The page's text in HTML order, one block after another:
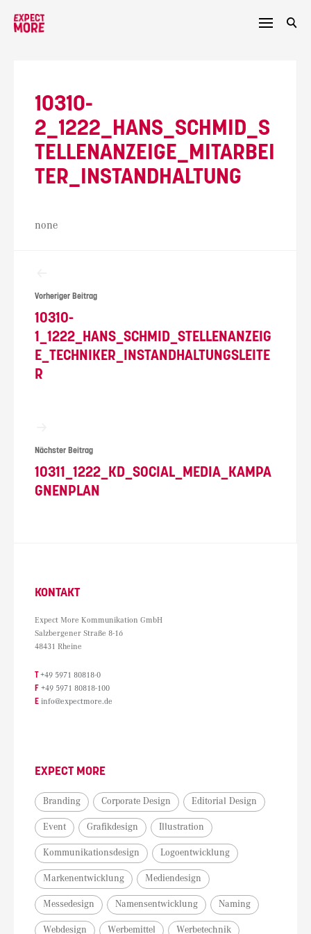
10310-
2_1222_HANS_SCHMID_S
TELLENANZEIGE_MITARBEI
TER_INSTANDHALTUNG
none
Vorheriger Beitrag
10310-
1_1222_HANS_SCHMID_STELLENANZEIG
E_TECHNIKER_INSTANDHALTUNGSLEITE
R
Nächster Beitrag
10311_1222_KD_SOCIAL_MEDIA_KAMPA
GNENPLAN
KONTAKT
Expect More Kommunikation GmbH
Salzbergener Straße 8-16
48431 Rheine
T +49 5971 80818-0
F +49 5971 80818-100
E info@expectmore.de
EXPECT MORE
Branding Corporate Design Editorial Design
Event Grafikdesign Illustration
Kommunikationsdesign Logoentwicklung
Markenentwicklung Mediendesign
Messedesign Namensentwicklung Naming
Webdesign Werbemittel Werbetechnik